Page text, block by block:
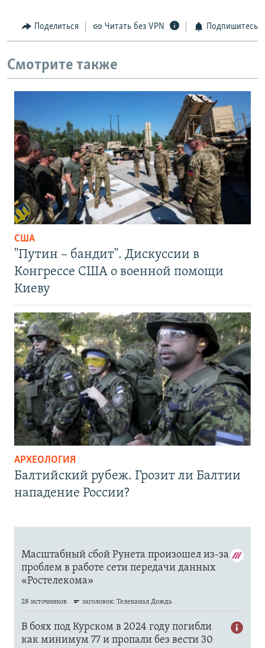
Поделиться Читать без VPN Подпишитесь
Смотрите также
США
"Путин – бандит". Дискуссии в
Конгрессе США о военной помощи
Киеву
АРХЕОЛОГИЯ
Балтийский рубеж. Грозит ли Балтии
нападение России?